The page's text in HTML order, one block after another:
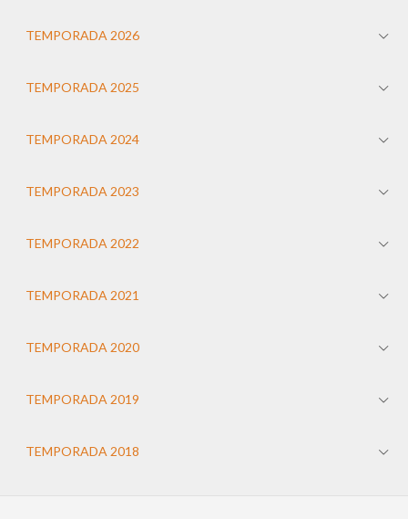
TEMPORADA 2026
TEMPORADA 2025
TEMPORADA 2024
TEMPORADA 2023
TEMPORADA 2022
TEMPORADA 2021
TEMPORADA 2020
TEMPORADA 2019
TEMPORADA 2018